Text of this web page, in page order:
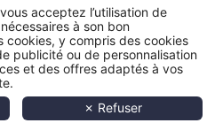
Date de départ*
Message :
acceptez l’utilisation de
à son bon
cookies, y compris des cookies
publicité ou de personnalisation
et des offres adaptés à vos
✗ Refuser